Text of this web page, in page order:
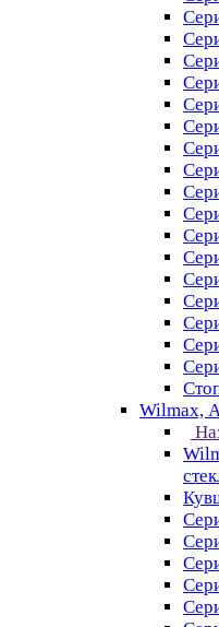
Wilmax,